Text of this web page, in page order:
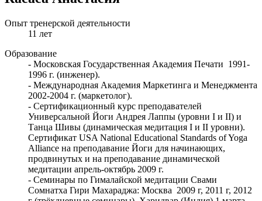
Опыт тренерской деятельности
11 лет
Образование
- Московская Государственная Академия Печати 1991-
1996 г. (инженер).
- Международная Академия Маркетинга и Менеджмента
2002-2004 г. (маркетолог).
- Сертификационный курс преподавателей
Универсальной Йоги Андрея Лаппы (уровни I и II) и
Танца Шивы (динамическая медитация I и II уровни).
Сертификат USA National Educational Standards of Yoga
Alliance на преподавание Йоги для начинающих,
продвинутых и на преподавание динамической
медитации апрель-октябрь 2009 г.
- Семинары по Гималайской медитации Свами
Сомнатха Гири Махараджа: Москва 2009 г, 2011 г, 2012